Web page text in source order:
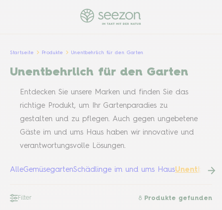
Startseite Produkte Unentbehrlich für den Garten
Unentbehrlich für den Garten
Entdecken Sie unsere Marken und finden Sie das
richtige Produkt, um Ihr Gartenparadies zu
gestalten und zu pflegen. Auch gegen ungebetene
Gäste im und ums Haus haben wir innovative und
verantwortungsvolle Lösungen.
AlleGemüsegartenSchädlinge im und ums Haus
Filter 8 Produkte gefunden